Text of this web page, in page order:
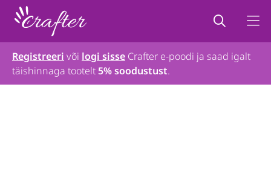
Registreeri või logi sisse Crafter e-poodi ja saad igalt
täishinnaga tootelt5% soodustust.